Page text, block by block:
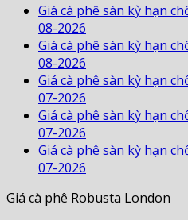
Giá cà phê sàn kỳ hạn
08-2026
Giá cà phê sàn kỳ hạn
08-2026
Giá cà phê sàn kỳ hạn
07-2026
Giá cà phê sàn kỳ hạn
07-2026
Giá cà phê sàn kỳ hạn
07-2026
Giá cà phê Robusta London